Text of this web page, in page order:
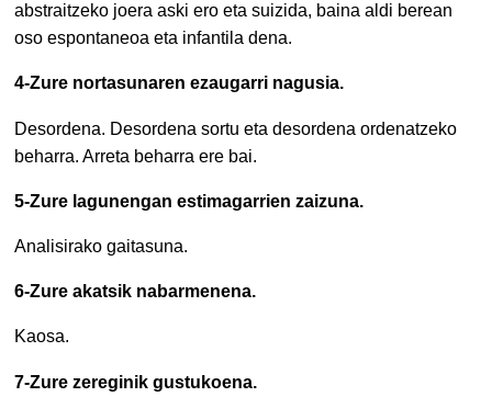
abstraitzeko joera aski ero eta suizida, baina aldi berean
oso espontaneoa eta infantila dena.
4-Zure nortasunaren ezaugarri nagusia.
Desordena. Desordena sortu eta desordena ordenatzeko
beharra. Arreta beharra ere bai.
5-Zure lagunengan estimagarrien zaizuna.
Analisirako gaitasuna.
6-Zure akatsik nabarmenena.
Kaosa.
7-Zure zereginik gustukoena.